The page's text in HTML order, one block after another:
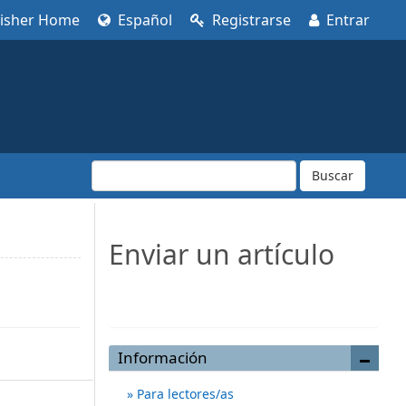
Home Español Registrarse Entrar
Buscar
Enviar un artículo
Información
Para lectores/as